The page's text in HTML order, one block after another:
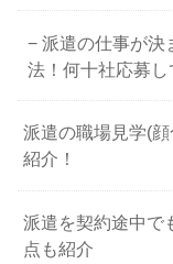
派遣の仕事が決
法！何十社応募し
派遣の職場見学(
紹介！
派遣を契約途中で
点も紹介